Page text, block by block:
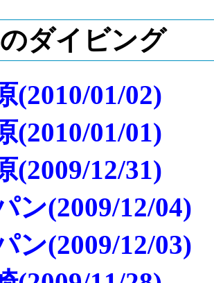
ダイビング
(2010/01/02)
(2010/01/01)
(2009/12/31)
ン(2009/12/04)
ン(2009/12/03)